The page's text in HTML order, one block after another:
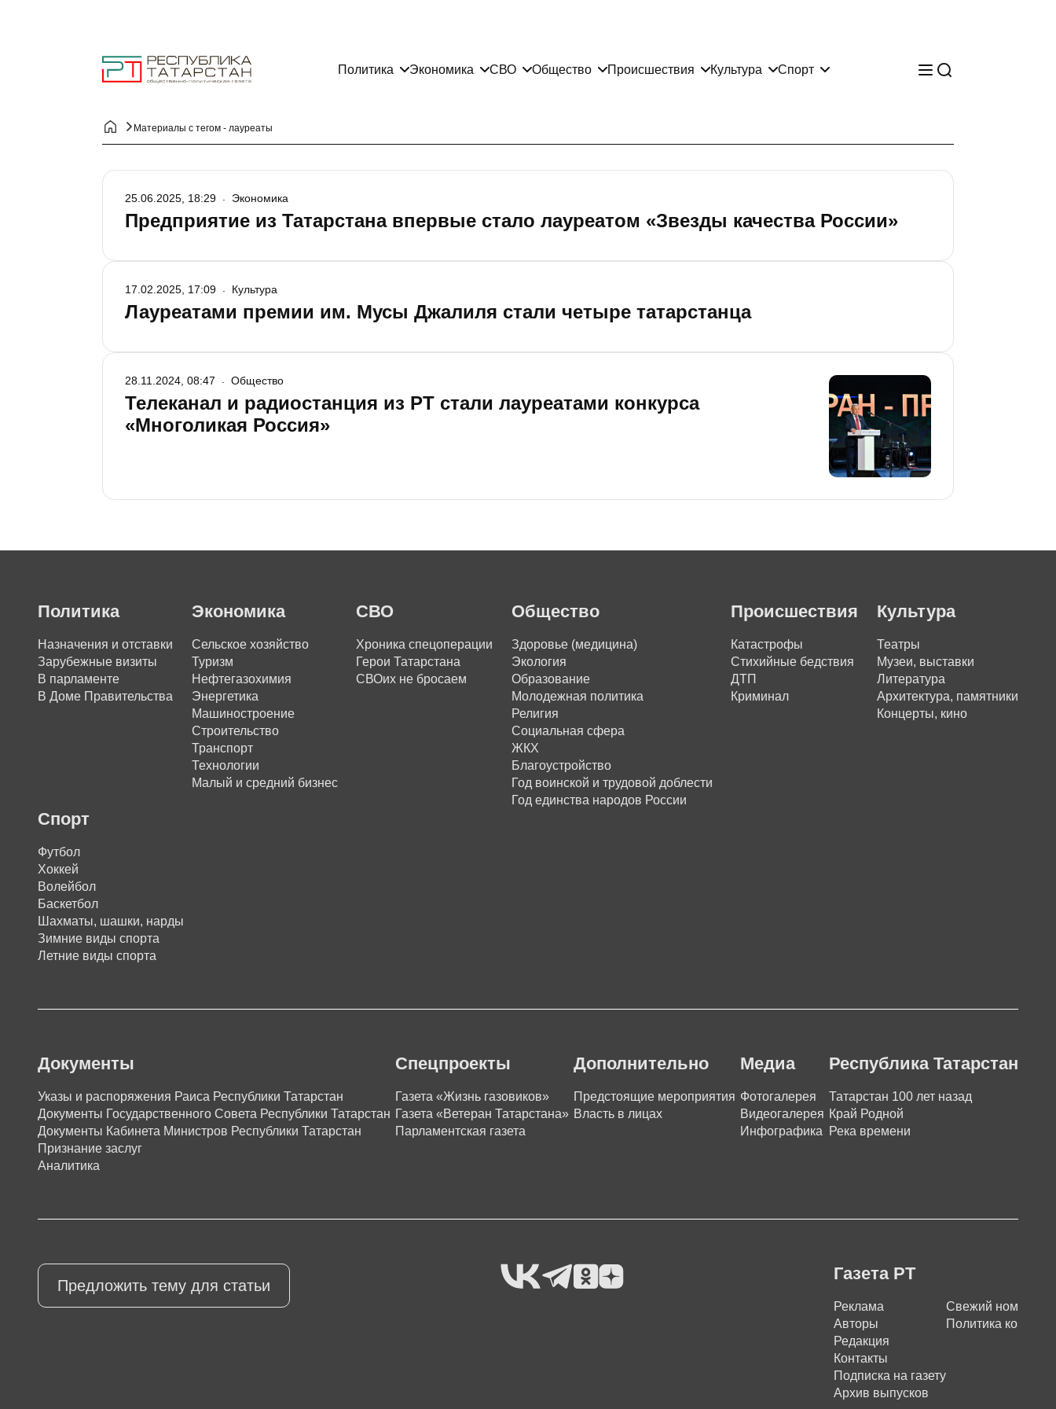
Политика Экономика СВО Общество Происшествия Культура Спорт
Материалы с тегом - лауреаты
Предприятие из Татарстана впервые стало лауреатом «Звезды качества России»
25.06.2025, 18:29 Экономика
Лауреатами премии им. Мусы Джалиля стали четыре татарстанца
17.02.2025, 17:09 Культура
Телеканал и радиостанция из РТ стали лауреатами конкурса
«Многоликая Россия»
28.11.2024, 08:47 Общество
Политика
Назначения и отставки
Зарубежные визиты
В парламенте
В Доме Правительства
Экономика
Сельское хозяйство
Туризм
Нефтегазохимия
Энергетика
Машиностроение
Строительство
Транспорт
Технологии
Малый и средний бизнес
СВО
Хроника спецоперации
Герои Татарстана
СВОих не бросаем
Общество
Здоровье (медицина)
Экология
Образование
Молодежная политика
Религия
Социальная сфера
ЖКХ
Благоустройство
Год воинской и трудовой доблести
Год единства народов России
Происшествия
Катастрофы
Стихийные бедствия
ДТП
Криминал
Культура
Театры
Музеи, выставки
Литература
Архитектура, памятники
Концерты, кино
Спорт
Футбол
Хоккей
Волейбол
Баскетбол
Шахматы, шашки, нарды
Зимние виды спорта
Летние виды спорта
Документы
Указы и распоряжения Раиса Республики Татарстан
Документы Государственного Совета Республики Татарстан
Документы Кабинета Министров Республики Татарстан
Признание заслуг
Аналитика
Спецпроекты
Газета «Жизнь газовиков»
Газета «Ветеран Татарстана»
Парламентская газета
Дополнительно
Предстоящие мероприятия
Власть в лицах
Медиа
Фотогалерея
Видеогалерея
Инфографика
Республика Татарстан
Татарстан 100 лет назад
Край Родной
Река времени
Предложить тему для статьи
Газета РТ
Реклама
Авторы
Редакция
Контакты
Подписка на газету
Архив выпусков
Свежий номер
Политика